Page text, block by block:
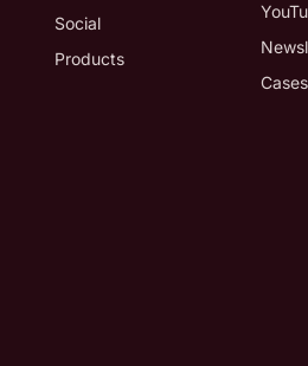
Social
Products
Cases